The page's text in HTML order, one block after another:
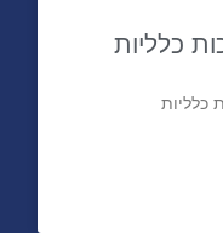
כלליות
כלליות